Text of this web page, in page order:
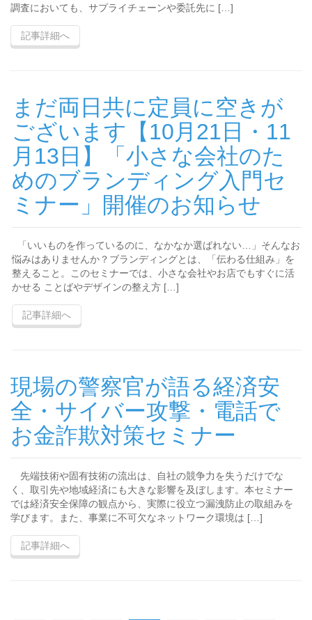
調査においても、サプライチェーンや委託先に […]
記事詳細へ
まだ両日共に定員に空きが
ございます【10月21日・11
月13日】「小さな会社のた
めのブランディング入門セ
ミナー」開催のお知らせ
「いいものを作っているのに、なかなか選ばれない…」そんなお
悩みはありませんか？ブランディングとは、「伝わる仕組み」を
整えること。このセミナーでは、小さな会社やお店でもすぐに活
かせる ことばやデザインの整え方 […]
記事詳細へ
現場の警察官が語る経済安
全・サイバー攻撃・電話で
お金詐欺対策セミナー
先端技術や固有技術の流出は、自社の競争力を失うだけでな
く、取引先や地域経済にも大きな影響を及ぼします。本セミナー
では経済安全保障の観点から、実際に役立つ漏洩防止の取組みを
学びます。また、事業に不可欠なネットワーク環境は […]
記事詳細へ